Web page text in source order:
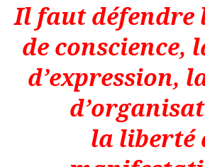
Il faut défendre
de conscience,
d’expression,
la liberté